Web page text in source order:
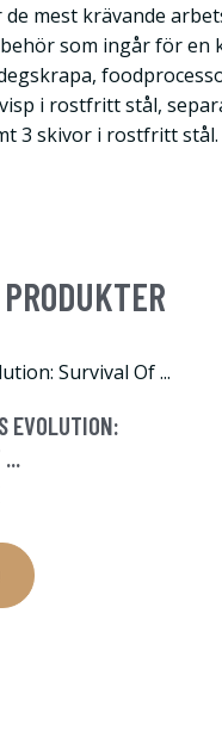
de mest krävande
som ingår för en
i rostfritt stål,
3 skivor i rostfritt stål.
EVOLUTION:
...